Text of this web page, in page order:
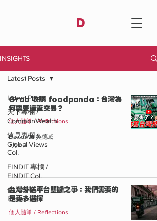
D
INSIGHTS
Latest Posts
天下專欄 /
CommonWealth
遠見專欄 /
Global Views
Col.
FINDIT 專欄 /
FINDIT Col.
個人隨筆 /
Reflections
Latest Posts
Grab 收購 foodpanda：台灣為
何需要這筆交易？
個人隨筆 / Reflections
David Wu 吳德威
7月11日
台灣外送平台壟斷之爭：我們需要的
是更多選擇
個人隨筆 / Reflections